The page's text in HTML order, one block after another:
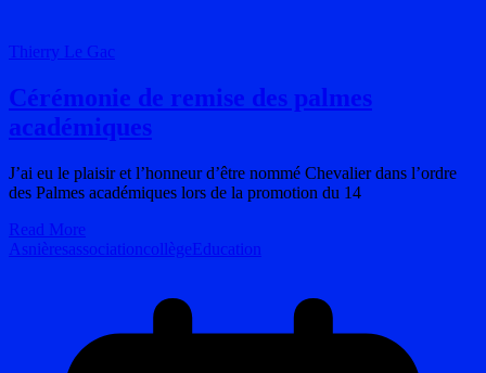
Thierry Le Gac
Cérémonie de remise des palmes
académiques
J’ai eu le plaisir et l’honneur d’être nommé Chevalier dans l’ordre
des Palmes académiques lors de la promotion du 14
Read More
AsnièresassociationcollègeEducation